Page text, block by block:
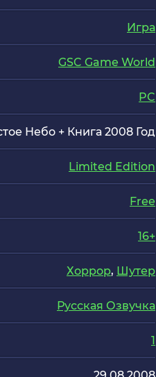
Игра
GSC Game World
PC
Небо + Книга 2008 Год
Limited Edition
Free
16+
Хоррор, Шутер
Русская Озвучка
1